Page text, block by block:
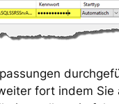
fort indem Sie